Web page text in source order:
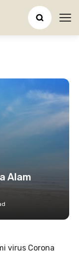
Alam
virus Corona